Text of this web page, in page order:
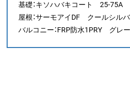
基礎：キソハバキコート 25-75A
屋根：サーモアイDF クールシル
バルコニー：FRP防水1PRY グレー